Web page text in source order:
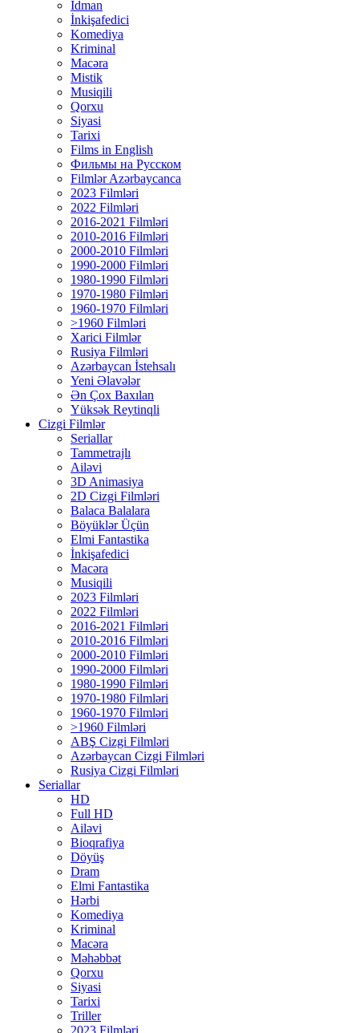
İdman
İnkişafedici
Komediya
Kriminal
Macəra
Mistik
Musiqili
Qorxu
Siyasi
Tarixi
Films in English
Фильмы на Русском
Filmlər Azərbaycanca
2023 Filmləri
2022 Filmləri
2016-2021 Filmləri
2010-2016 Filmləri
2000-2010 Filmləri
1990-2000 Filmləri
1980-1990 Filmləri
1970-1980 Filmləri
1960-1970 Filmləri
>1960 Filmləri
Xarici Filmlər
Rusiya Filmləri
Azərbaycan İstehsalı
Yeni Əlavələr
Ən Çox Baxılan
Yüksək Reytinqli
Cizgi Filmlər
Seriallar
Tammetrajlı
Ailəvi
3D Animasiya
2D Cizgi Filmləri
Balaca Balalara
Böyüklər Üçün
Elmi Fantastika
İnkişafedici
Macəra
Musiqili
2023 Filmləri
2022 Filmləri
2016-2021 Filmləri
2010-2016 Filmləri
2000-2010 Filmləri
1990-2000 Filmləri
1980-1990 Filmləri
1970-1980 Filmləri
1960-1970 Filmləri
>1960 Filmləri
ABŞ Cizgi Filmləri
Azərbaycan Cizgi Filmləri
Rusiya Cizgi Filmləri
Seriallar
HD
Full HD
Ailəvi
Bioqrafiya
Döyüş
Dram
Elmi Fantastika
Hərbi
Komediya
Kriminal
Macəra
Məhəbbət
Qorxu
Siyasi
Tarixi
Triller
2023 Filmləri